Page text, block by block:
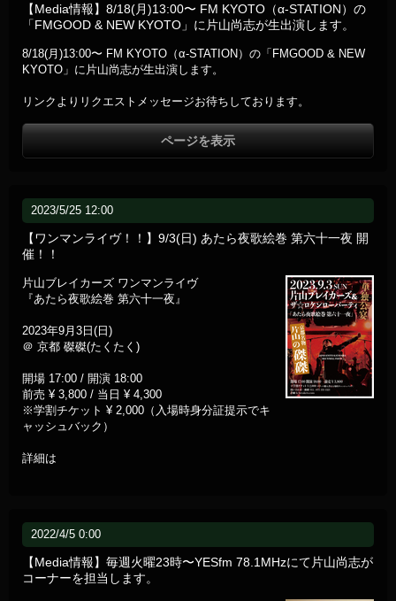
【Media情報】8/18(月)13:00〜 FM KYOTO（α-STATION）の
「FMGOOD & NEW KYOTO」に片山尚志が生出演します。
8/18(月)13:00〜 FM KYOTO（α-STATION）の「FMGOOD & NEW
KYOTO」に片山尚志が生出演します。
リンクよりリクエストメッセージお待ちしております。
ページを表示
2023/5/25 12:00
【ワンマンライヴ！！】9/3(日) あたら夜歌絵巻 第六十一夜 開
催！！
片山ブレイカーズ ワンマンライヴ
『あたら夜歌絵巻 第六十一夜』
2023年9月3日(日)
＠ 京都 磔磔(たくたく)
開場 17:00 / 開演 18:00
前売 ¥ 3,800 / 当日 ¥ 4,300
※学割チケット ¥ 2,000（入場時身分証提示でキ
ャッシュバック）
詳細は
2022/4/5 0:00
【Media情報】毎週火曜23時〜YESfm 78.1MHzにて片山尚志が
コーナーを担当します。